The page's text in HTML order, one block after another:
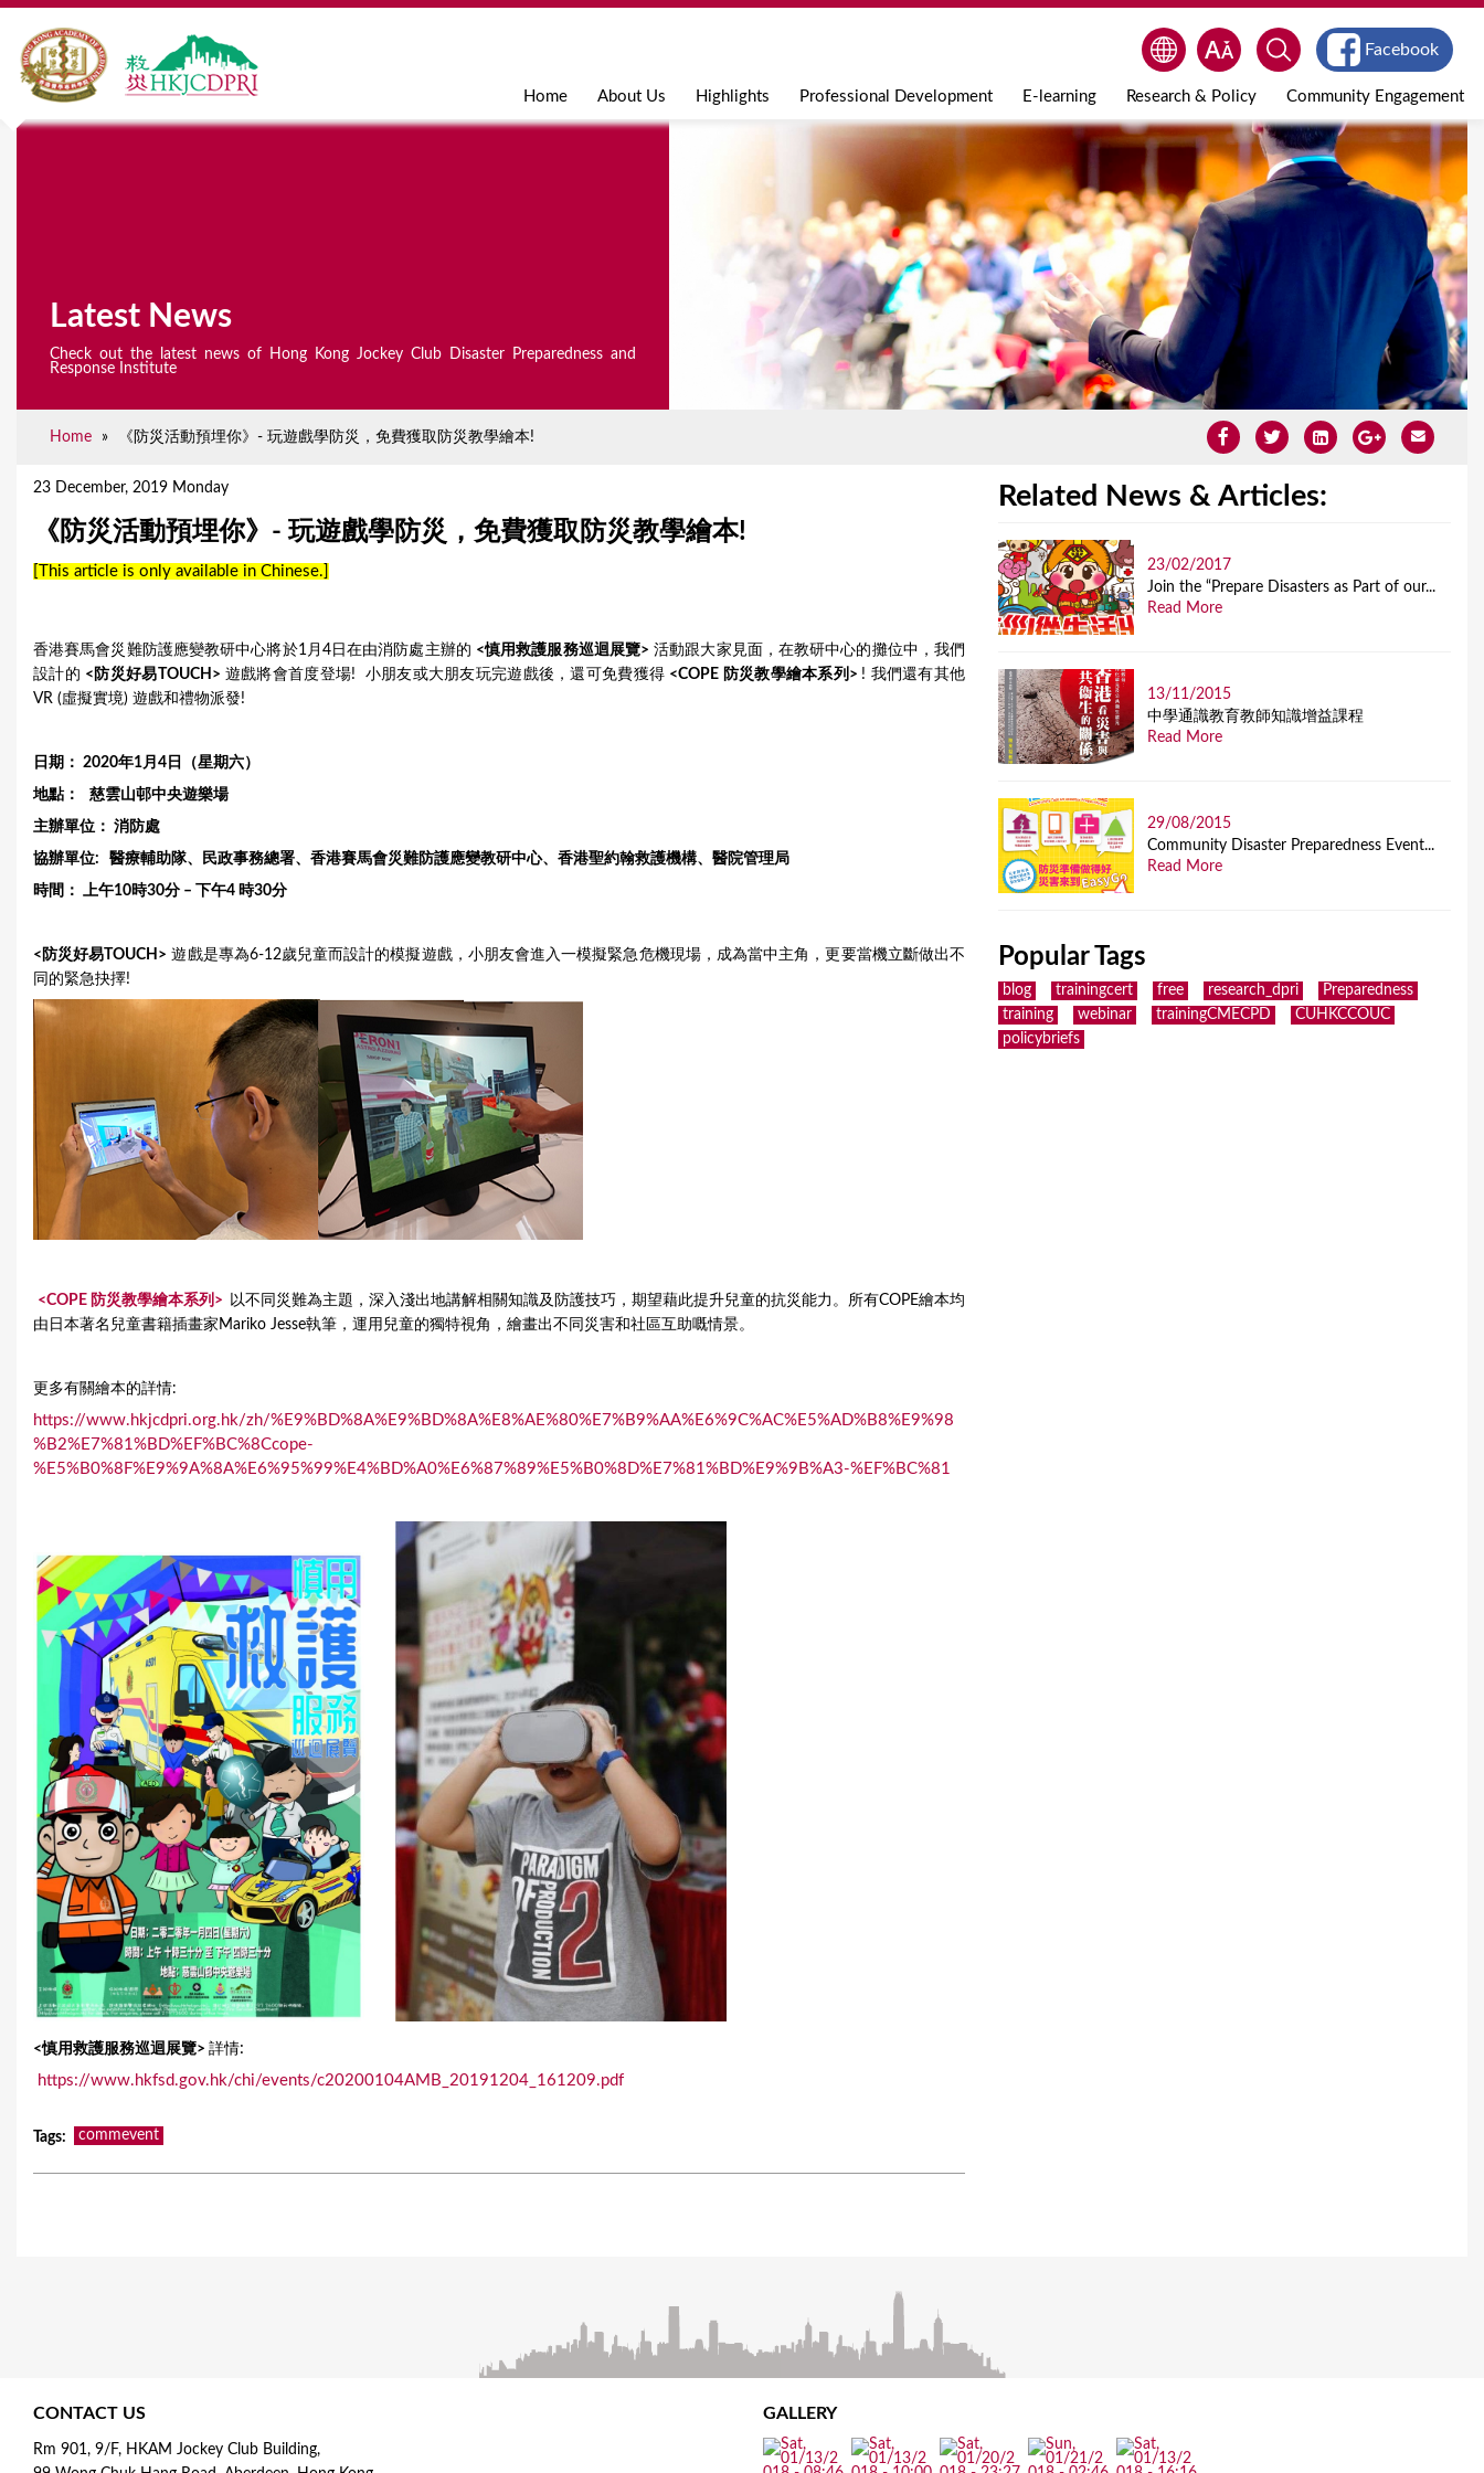
Jump to navigation
Home About Us Highlights Professional Development E-learning Research & Policy Community Engagement
Facebook
Latest News
Check out the latest news of Hong Kong Jockey Club Disaster Preparedness and
Response Institute
Home » 《防災活動預埋你》- 玩遊戲學防災，免費獲取防災教學繪本!
23 December, 2019 Monday
《防災活動預埋你》- 玩遊戲學防災，免費獲取防災教學繪本!
[This article is only available in Chinese.]
香港賽馬會災難防護應變教研中心將於1月4日在由消防處主辦的 <慎用救護服務巡迴展覽> 活動跟大家見面，在教研中心的攤位中，我們
設計的 <防災好易TOUCH> 遊戲將會首度登場! 小朋友或大朋友玩完遊戲後，還可免費獲得 <COPE 防災教學繪本系列> ! 我們還有其他
VR (虛擬實境) 遊戲和禮物派發!
日期： 2020年1月4日（星期六）
地點： 慈雲山邨中央遊樂場
主辦單位： 消防處
協辦單位: 醫療輔助隊、民政事務總署、 香港賽馬會災難防護應變教研中心、香港聖約翰救護機構、醫院管理局
時間： 上午10時30分 – 下午4 時30分
<防災好易TOUCH> 遊戲是專為6-12歲兒童而設計的模擬遊戲，小朋友會進入一模擬緊急危機現場，成為當中主角，更要當機立斷做出不
同的緊急抉擇!
<COPE 防災教學繪本系列> 以不同災難為主題，深入淺出地講解相關知識及防護技巧，期望藉此提升兒童的抗災能力。所有COPE繪本均
由日本著名兒童書籍插畫家Mariko Jesse執筆，運用兒童的獨特視角，繪畫出不同災害和社區互助嘅情景。
更多有關繪本的詳情:
https://www.hkjcdpri.org.hk/zh/%E9%BD%8A%E9%BD%8A%E8%AE%80%E7%B9%AA%E6%9C%AC%E5%AD%B8%E9%98
%B2%E7%81%BD%EF%BC%8Ccope-
%E5%B0%8F%E9%9A%8A%E6%95%99%E4%BD%A0%E6%87%89%E5%B0%8D%E7%81%BD%E9%9B%A3-%EF%BC%81
<慎用救護服務巡迴展覽> 詳情:
https://www.hkfsd.gov.hk/chi/events/c20200104AMB_20191204_161209.pdf
Tags: commevent
Related News & Articles:
23/02/2017
Join the “Prepare Disasters as Part of our...
Read More
13/11/2015
中學通識教育教師知識增益課程
Read More
29/08/2015
Community Disaster Preparedness Event...
Read More
Popular Tags
blog trainingcert free research_dpri
Preparedness
training
webinar trainingCMECPD
CUHKCCOUC
policybriefs
CONTACT US
Rm 901, 9/F, HKAM Jockey Club Building,
GALLERY